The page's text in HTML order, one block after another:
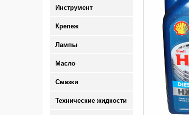
Инструмент
Крепеж
Лампы
Масло
Смазки
Технические жидкости